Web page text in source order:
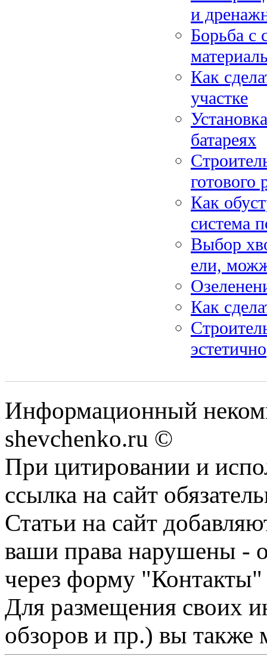
и
Борьба с
Как
участке
батареях
готового
Как
система
Выбор
ели,
Как
эстетично
Информационный
shevchenko.ru ©
При цитировании и
ссылка на сайт
Статьи на сайт
ваши права нарушены -
через форму "Контакты"
Для размещения своих
обзоров и пр.) вы также